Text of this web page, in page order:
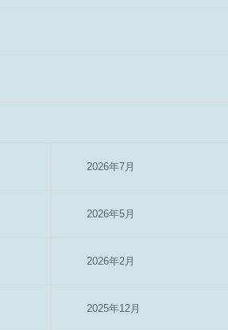
2026年7月
2026年5月
2026年2月
2025年12月